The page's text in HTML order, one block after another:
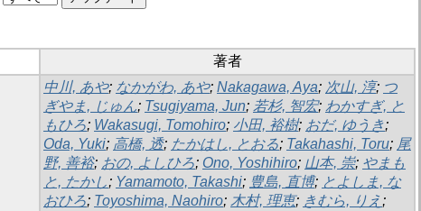
著者
中川, あや; なかがわ, あや; Nakagawa, Aya; 次山, 淳; つ
ぎやま, じゅん; Tsugiyama, Jun; 若杉, 智宏; わかすぎ, と
もひろ; Wakasugi, Tomohiro; 小田, 裕樹; おだ, ゆうき;
Oda, Yuki; 高橋, 透; たかはし, とおる; Takahashi, Toru; 尾
野, 善裕; おの, よしひろ; Ono, Yoshihiro; 山本, 崇; やまも
と, たかし; Yamamoto, Takashi; 豊島, 直博; とよしま, な
おひろ; Toyoshima, Naohiro; 木村, 理恵; きむら, りえ;